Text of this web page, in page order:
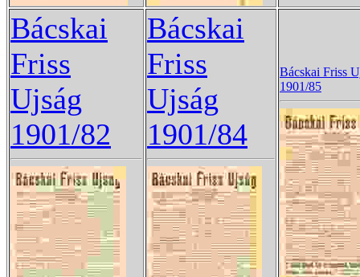
Bácskai
Friss
Ujság
1901/82
Bácskai
Friss
Ujság
1901/84
Bácskai Friss
1901/85